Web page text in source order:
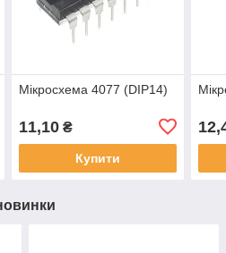
Мікросхема 4077 (DIP14)
11,10₴
Купити